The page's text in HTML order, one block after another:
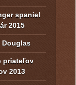
spaniel
2015
Douglas
priateľov
2013